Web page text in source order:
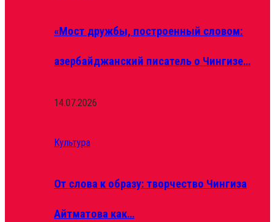
«Мост дружбы, построенный словом:
азербайджанский писатель о Чингизе…
14.07.2026
Культура
От слова к образу: творчество Чингиза
Айтматова как…